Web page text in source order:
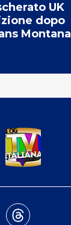
UK
dopo
Montana